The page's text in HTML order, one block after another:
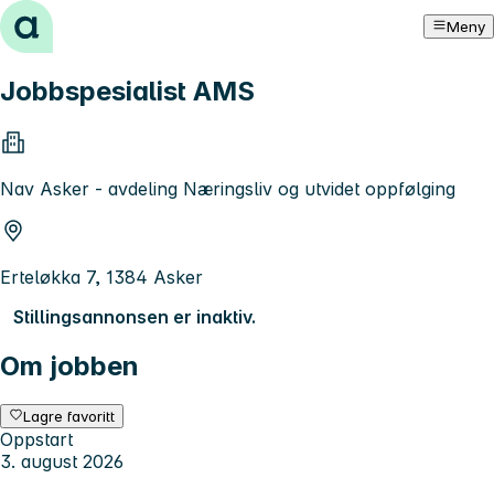
Hopp til innhold Meny
Jobbspesialist AMS
Nav Asker - avdeling Næringsliv og utvidet oppfølging
Erteløkka 7, 1384 Asker
Stillingsannonsen er inaktiv.
Om jobben
Lagre favoritt
Oppstart
3. august 2026